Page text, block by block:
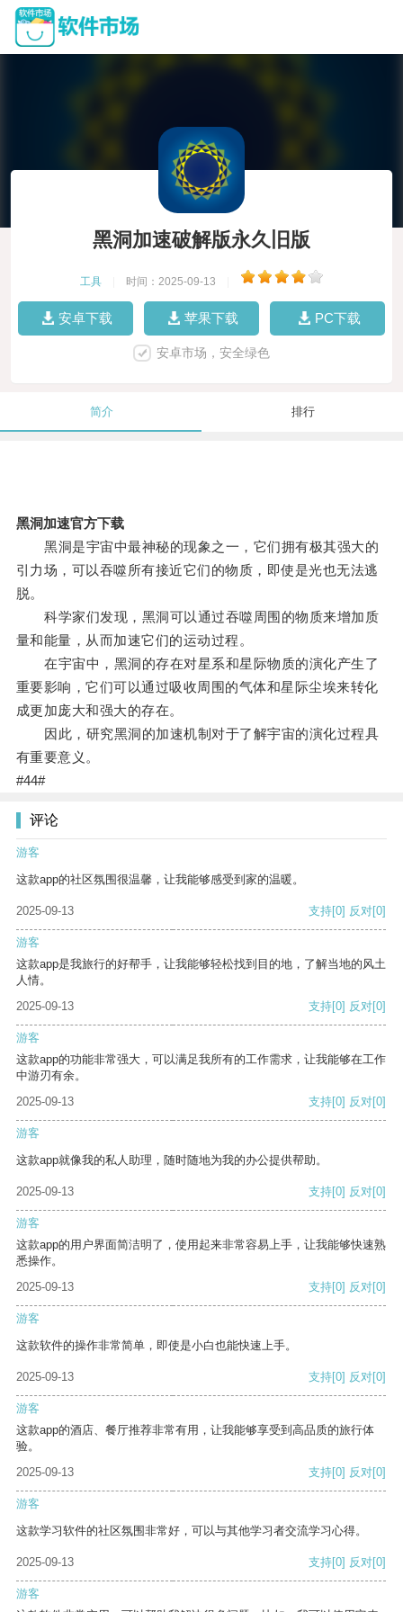
黑洞加速破解版永久旧版
工具 时间：2025-09-13
安卓下载 苹果下载 PC下载
安卓市场，安全绿色
简介 排行
黑洞加速官方下载
黑洞是宇宙中最神秘的现象之一，它们拥有极其强大的
引力场，可以吞噬所有接近它们的物质，即使是光也无法逃
脱。
科学家们发现，黑洞可以通过吞噬周围的物质来增加质
量和能量，从而加速它们的运动过程。
在宇宙中，黑洞的存在对星系和星际物质的演化产生了
重要影响，它们可以通过吸收周围的气体和星际尘埃来转化
成更加庞大和强大的存在。
因此，研究黑洞的加速机制对于了解宇宙的演化过程具
有重要意义。
#44#
评论
游客
这款app的社区氛围很温馨，让我能够感受到家的温暖。
2025-09-13 支持[0] 反对[0]
游客
这款app是我旅行的好帮手，让我能够轻松找到目的地，了解当地的风土
人情。
2025-09-13
支持[0] 反对[0]
游客
这款app的功能非常强大，可以满足我所有的工作需求，让我能够在工作
中游刃有余。
2025-09-13
支持[0] 反对[0]
游客
这款app就像我的私人助理，随时随地为我的办公提供帮助。
2025-09-13 支持[0] 反对[0]
游客
这款app的用户界面简洁明了，使用起来非常容易上手，让我能够快速熟
悉操作。
2025-09-13
支持[0] 反对[0]
游客
这款软件的操作非常简单，即使是小白也能快速上手。
2025-09-13 支持[0] 反对[0]
游客
这款app的酒店、餐厅推荐非常有用，让我能够享受到高品质的旅行体
验。
2025-09-13
支持[0] 反对[0]
游客
这款学习软件的社区氛围非常好，可以与其他学习者交流学习心得。
2025-09-13 支持[0] 反对[0]
游客